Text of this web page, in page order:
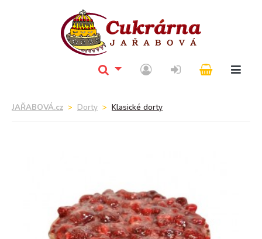
JAŘABOVÁ.cz Dorty Klasické dorty